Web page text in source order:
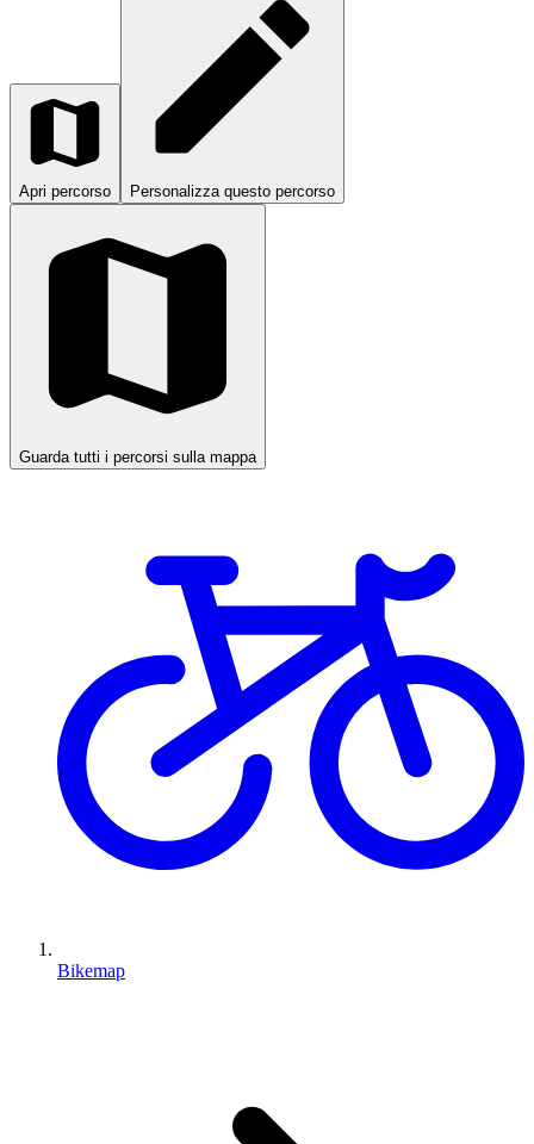
Apri percorso Personalizza questo percorso
Guarda tutti i percorsi sulla mappa
Bikemap